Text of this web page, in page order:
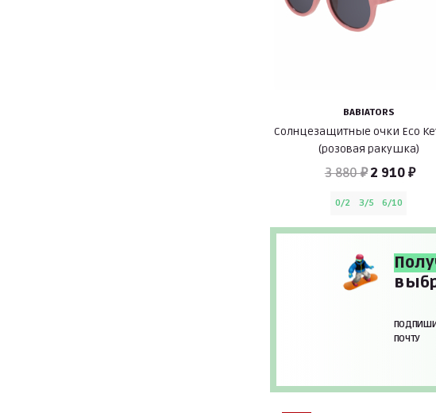
BABIATORS
Солнцезащитные очки Eco
(розовая ракушка)
3 880 ₽ 2 910 ₽
0/2 3/5 6/10
ПОЧТУ